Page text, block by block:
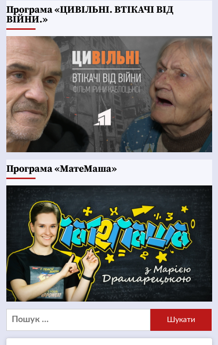
Програма «ЦИВІЛЬНІ. ВТІКАЧІ ВІД
ВІЙНИ.»
Програма «МатеМаша»
Пошук: